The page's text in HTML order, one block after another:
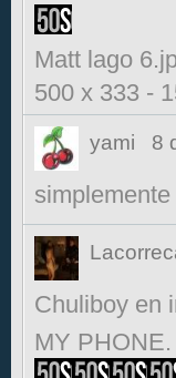
Matt lago
500 x 333 -
yami 8
Chuliboy en
MY